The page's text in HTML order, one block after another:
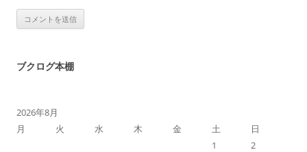
ブクログ本棚
2026年8月
月
火 水 木 金 土
日
1
2